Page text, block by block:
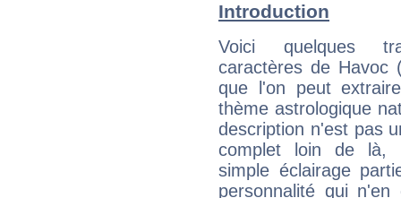
Introduction
Voici quelques
caractères de Havoc
que l'on peut
thème astrologique
description n'est pas
complet loin de là,
simple éclairage
personnalité qui n'en